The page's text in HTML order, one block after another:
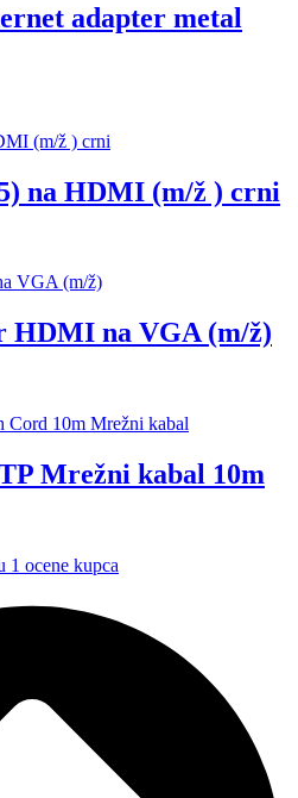
adapter metal
na HDMI (m/ž ) crni
HDMI na VGA (m/ž)
Mrežni kabal 10m
1 ocene kupca